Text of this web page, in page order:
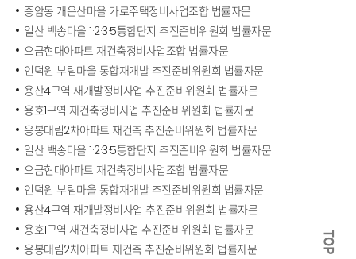
종암동 개운산마을 가로주택정비사업조합 법률자문
일산 백송마을 1·2·3·5통합단지 추진준비위원회 법률자문
오금현대아파트 재건축정비사업조합 법률자문
인덕원 부림마을 통합재개발 추진준비위원회 법률자문
용산4구역 재개발정비사업 추진준비위원회 법률자문
용호1구역 재건축정비사업 추진준비위원회 법률자문
응봉대림2차아파트 재건축 추진준비위원회 법률자문
일산 백송마을 1·2·3·5통합단지 추진준비위원회 법률자문
오금현대아파트 재건축정비사업조합 법률자문
인덕원 부림마을 통합재개발 추진준비위원회 법률자문
용산4구역 재개발정비사업 추진준비위원회 법률자문
용호1구역 재건축정비사업 추진준비위원회 법률자문
응봉대림2차아파트 재건축 추진준비위원회 법률자문
TOP